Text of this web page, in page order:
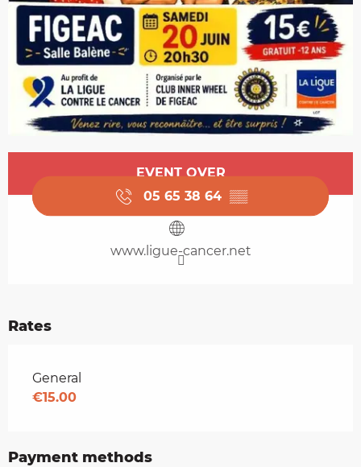
Opening hours & contact details
EVENT OVER
05 65 38 64 ▒▒
www.ligue-cancer.net
Rates
Rates 2026
General
€15.00
Payment methods